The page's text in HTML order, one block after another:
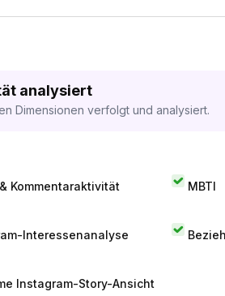
analysiert
Dimensionen verfolgt und analysiert.
Kommentaraktivität MBTI
Interessenanalyse
Instagram-Story-Ansicht